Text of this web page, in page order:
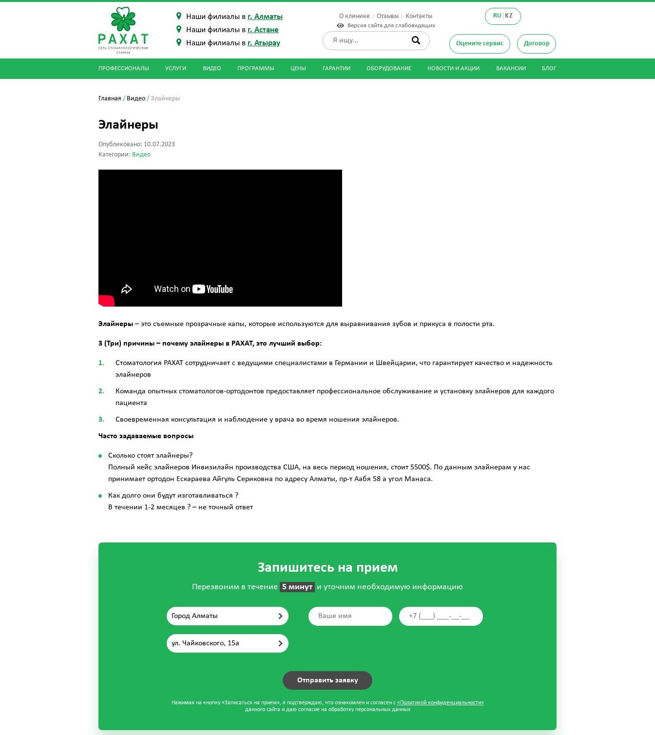
Наши филиалы в г. Алматы
Наши филиалы в г. Астане
Наши филиалы в г. Атырау
О клинике Отзывы Контакты
Версия сайта для слабовидящих
RU KZ
Оцените сервис Договор
ПРОФЕССИОНАЛЫ УСЛУГИ ВИДЕО ПРОГРАММЫ ЦЕНЫ ГАРАНТИИ ОБОРУДОВАНИЕ НОВОСТИ И АКЦИИ ВАКАНСИИ БЛОГ
Главная / Видео /Элайнеры
Элайнеры
Опубликовано: 10.07.2023
Категории: Видео
Элайнеры – это съемные прозрачные капы, которые используются для выравнивания зубов и прикуса в полости рта.
3 (Три) причины – почему элайнеры в РАХАТ, это лучший выбор:
Стоматология РАХАТ сотрудничает с ведущими специалистами в Германии и Швейцарии, что гарантирует качество и надежность
элайнеров
Команда опытных стоматологов-ортодонтов предоставляет профессиональное обслуживание и установку элайнеров для каждого
пациента
Своевременная консультация и наблюдение у врача во время ношения элайнеров.
Часто задаваемые вопросы
Сколько стоят элайнеры?
Полный кейс элайнеров Инвизилайн производства США, на весь период ношения, стоит 5500$. По данным элайнерам у нас
принимает ортодон Ескараева Айгуль Сериковна по адресу Алматы, пр-т Аабя 58 а угол Манаса.
Как долго они будут изготавливаться ?
В течении 1-2 месяцев ? – не точный ответ
Запишитесь на прием
Перезвоним в течение 5 минут и уточним необходимую информацию
Город Алматы
ул. Чайковского, 15а
Нажимая на кнопку «Записаться на прием», я подтверждаю, что ознакомлен и согласен с «Политикой конфиденциальности»
данного сайта и даю согласие на обработку персональных данных